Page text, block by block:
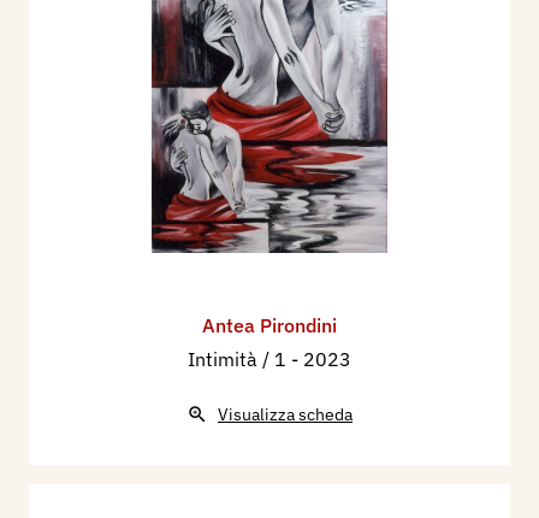
Antea Pirondini
Intimità / 1 - 2023
Visualizza scheda